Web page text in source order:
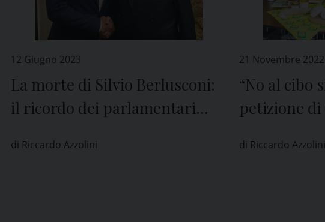
12 Giugno 2023
La morte di Silvio Berlusconi:
il ricordo dei parlamentari
di Riccardo Azzolini
21 Novembre 2022
“No al cibo
petizione
di Riccardo Azzolini